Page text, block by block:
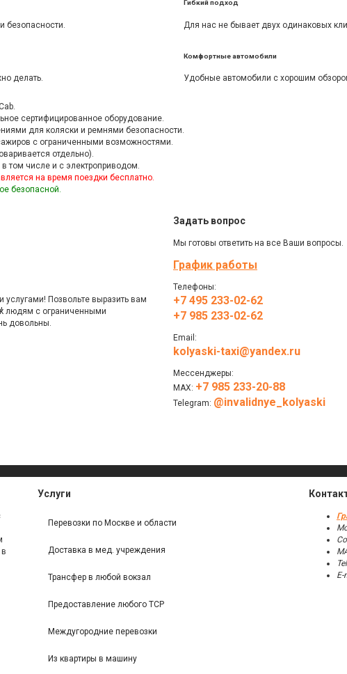
безопасности.
Гибкий подход
Для нас не бывает двух одинаковых
делать.
Комфортные автомобили
Удобные автомобили с хорошим
сертифицированное оборудование.
для коляски и ремнями безопасности.
с ограниченными возможностями.
отдельно).
том числе и с электроприводом.
на время поездки бесплатно.
безопасной.
услугами! Позвольте выразить вам
к людям с ограниченными
довольны.
Задать вопрос
Мы готовы ответить на все Ваши вопросы.
График работы
Телефоны:
+7 495 233-02-62
+7 985 233-02-62
Email:
kolyaski-taxi@yandex.ru
Мессенджеры:
МАХ: +7 985 233-20-88
Telegram: @invalidnye_kolyaski
Услуги
Перевозки по Москве и области
Доставка в мед. учреждения
Трансфер в любой вокзал
Предоставление любого ТСР
Междугородние перевозки
Из квартиры в машину
E-